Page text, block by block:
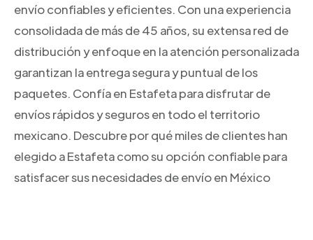
envío confiables y eficientes. Con una experiencia
consolidada de más de 45 años, su extensa red de
distribución y enfoque en la atención personalizada
garantizan la entrega segura y puntual de los
paquetes. Confía en Estafeta para disfrutar de
envíos rápidos y seguros en todo el territorio
mexicano. Descubre por qué miles de clientes han
elegido a Estafeta como su opción confiable para
satisfacer sus necesidades de envío en México